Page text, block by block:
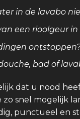
in de lavabo
een rioolgeur in
bad of
dat u nood
zo snel mogelijk
punctueel en